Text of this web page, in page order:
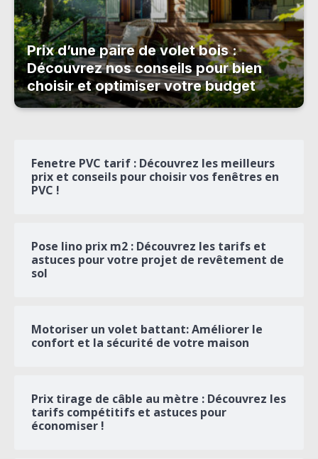
Prix d’une paire de volet bois :
Découvrez nos conseils pour bien
choisir et optimiser votre budget
Fenetre PVC tarif : Découvrez les meilleurs
prix et conseils pour choisir vos fenêtres en
PVC !
Pose lino prix m2 : Découvrez les tarifs et
astuces pour votre projet de revêtement de
sol
Motoriser un volet battant: Améliorer le
confort et la sécurité de votre maison
Prix tirage de câble au mètre : Découvrez les
tarifs compétitifs et astuces pour
économiser !